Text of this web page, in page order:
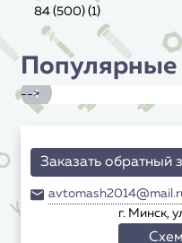
84 (500) (1)
Популярные
-->
Заказать обратный
г. Минск,